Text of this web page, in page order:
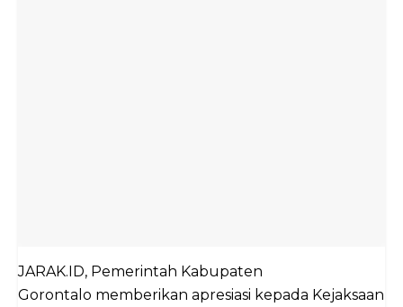
JARAK.ID, Pemerintah Kabupaten
Gorontalo memberikan apresiasi kepada Kejaksaan